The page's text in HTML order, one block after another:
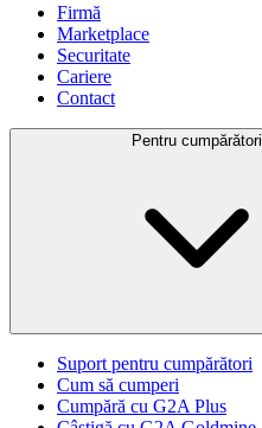
Firmă
Marketplace
Securitate
Cariere
Contact
Pentru cumpărători
Suport pentru cumpărători
Cum să cumperi
Cumpără cu G2A Plus